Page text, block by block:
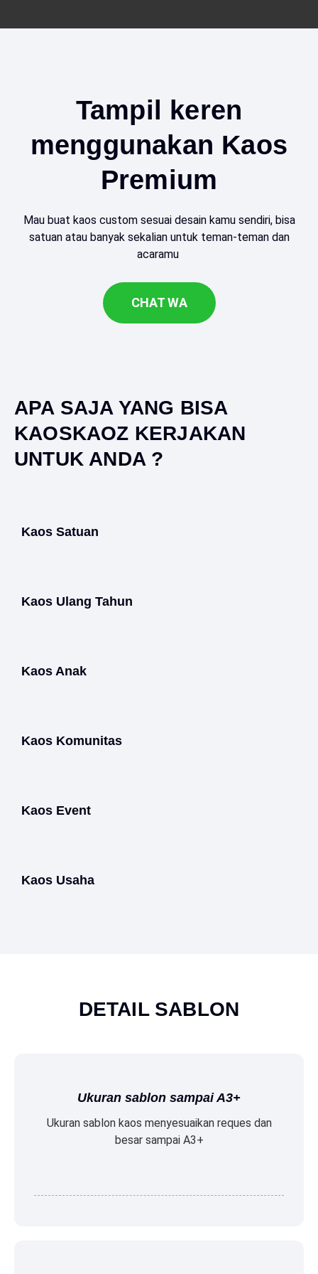
Tampil keren
menggunakan Kaos
Premium
Mau buat kaos custom sesuai desain kamu sendiri, bisa
satuan atau banyak sekalian untuk teman-teman dan
acaramu
CHAT WA
APA SAJA YANG BISA
KAOSKAOZ KERJAKAN
UNTUK ANDA ?
Kaos Satuan
Kaos Ulang Tahun
Kaos Anak
Kaos Komunitas
Kaos Event
Kaos Usaha
DETAIL SABLON
Ukuran sablon sampai A3+
Ukuran sablon kaos menyesuaikan reques dan
besar sampai A3+